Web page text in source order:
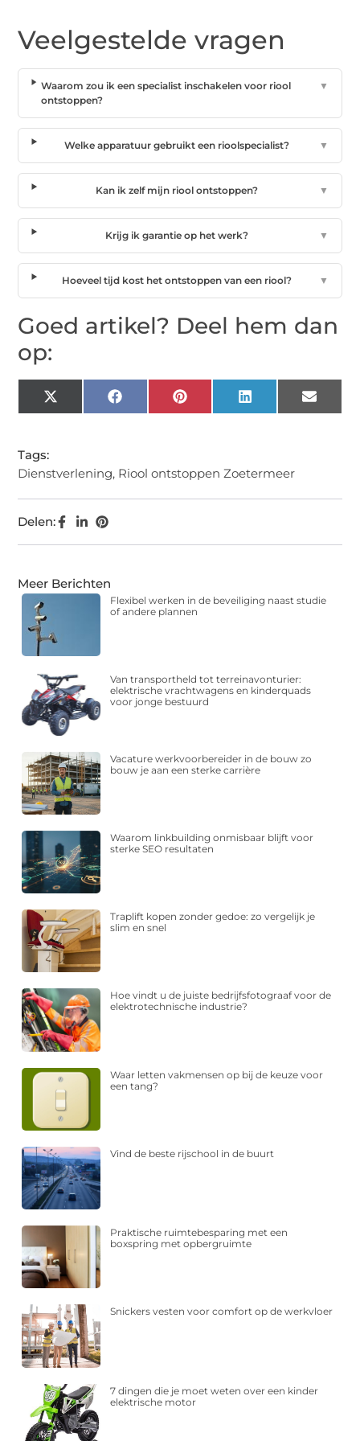
Veelgestelde vragen
Waarom zou ik een specialist inschakelen voor riool
ontstoppen?
▼
Welke apparatuur gebruikt een rioolspecialist? ▼
Kan ik zelf mijn riool ontstoppen? ▼
Krijg ik garantie op het werk? ▼
Hoeveel tijd kost het ontstoppen van een riool? ▼
Goed artikel? Deel hem dan
op:
X
Facebook Pinterest LinkedIn Email
Tags:
Dienstverlening, Riool ontstoppen Zoetermeer
Delen:
Meer Berichten
Flexibel werken in de beveiliging naast studie
of andere plannen
Van transportheld tot terreinavonturier:
elektrische vrachtwagens en kinderquads
voor jonge bestuurd
Vacature werkvoorbereider in de bouw zo
bouw je aan een sterke carrière
Waarom linkbuilding onmisbaar blijft voor
sterke SEO resultaten
Traplift kopen zonder gedoe: zo vergelijk je
slim en snel
Hoe vindt u de juiste bedrijfsfotograaf voor de
elektrotechnische industrie?
Waar letten vakmensen op bij de keuze voor
een tang?
Vind de beste rijschool in de buurt
Praktische ruimtebesparing met een
boxspring met opbergruimte
Snickers vesten voor comfort op de werkvloer
7 dingen die je moet weten over een kinder
elektrische motor